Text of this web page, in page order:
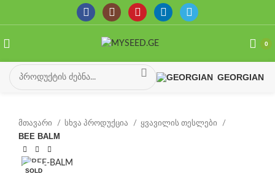
0
GEORGIAN
მთავარი სხვა პროდუქცია ყვავილის თესლები
BEE BALM
SOLD